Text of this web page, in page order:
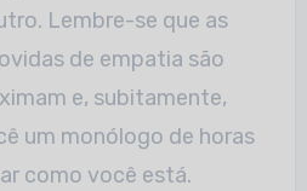
Lembre-se que as
de empatia são
e, subitamente,
um monólogo de horas
como você está.